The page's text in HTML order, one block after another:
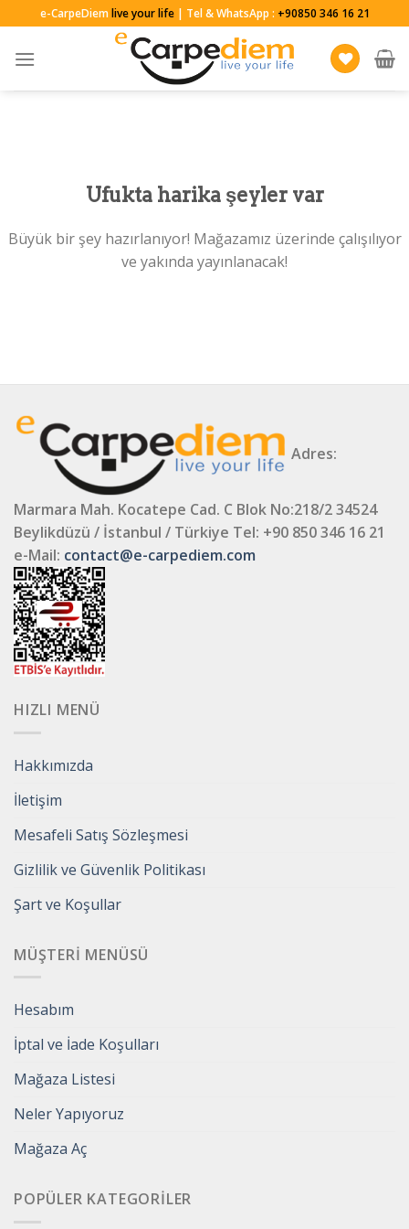
to
content
e-CarpeDiemlive your life| Tel & WhatsApp : +90850 346 16 21
Ufukta harika şeyler var
Büyük bir şey hazırlanıyor! Mağazamız üzerinde çalışılıyor
ve yakında yayınlanacak!
Adres:
Marmara Mah. Kocatepe Cad. C Blok No:218/2 34524
Beylikdüzü / İstanbul / Türkiye Tel: +90 850 346 16 21
e-Mail: contact@e-carpediem.com
HIZLI MENÜ
Hakkımızda
İletişim
Mesafeli Satış Sözleşmesi
Gizlilik ve Güvenlik Politikası
Şart ve Koşullar
MÜŞTERI MENÜSÜ
Hesabım
İptal ve İade Koşulları
Mağaza Listesi
Neler Yapıyoruz
Mağaza Aç
POPÜLER KATEGORILER